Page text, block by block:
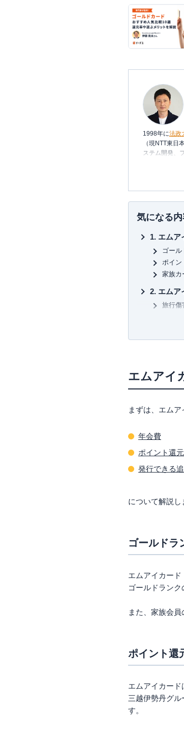
1998年に法政
（現NTT東日
ステム開発、
年、友人と共
2011年3月代
いるポイント
れる数少ない
払っている、
一般カードか
有・利用し、
い信用できる
カードを月に
の使い方を日
三児の父であ
気になる
エムア
ゴー
ポイン
家族カ
エムア
旅行傷
百貨店
要チェ
専業主
エムア
一般カ
旅行で
家族会
維持
旅行に
まとめ
エムアイ
まずは、エムア
年会費
ポイント還
発行できる
について解説し
ゴールドラ
エムアイカード
ゴールドランク
また、家族会員
ポイント還
エムアイカード
三越伊勢丹グル
す。